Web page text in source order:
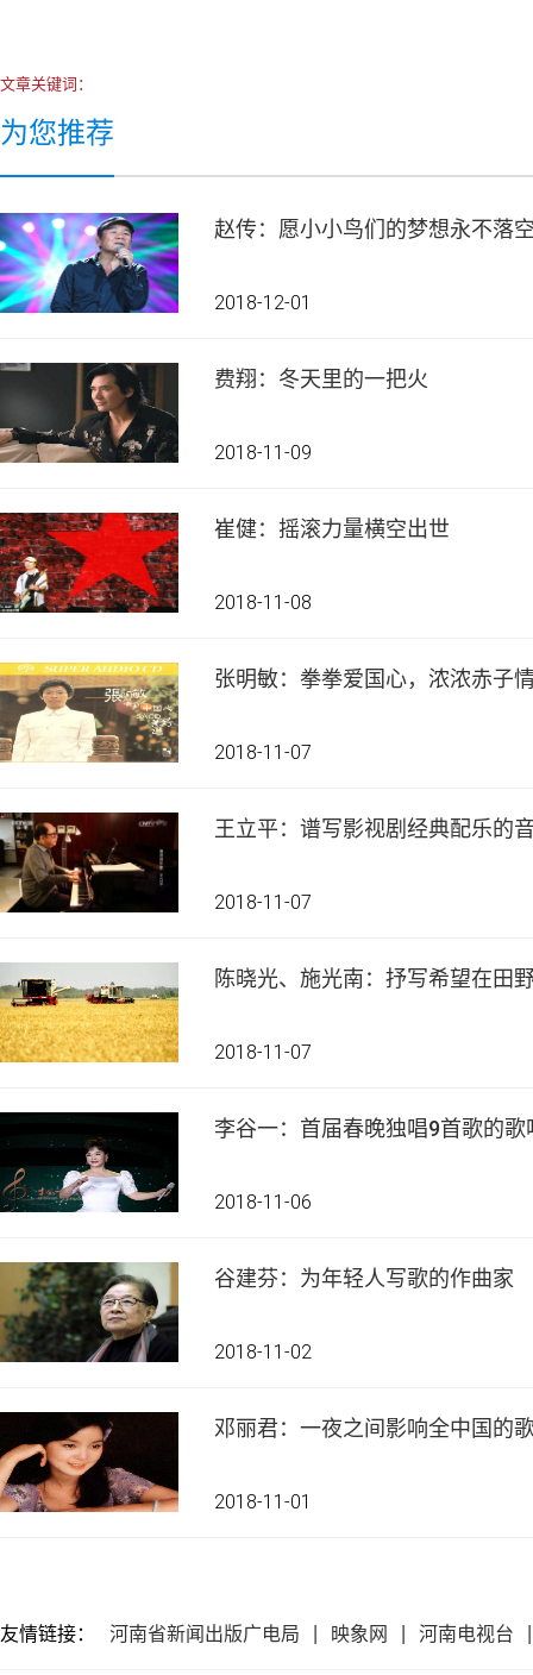
文章关键词：
为您推荐
赵传：愿小小鸟们的梦想永不落
2018-12-01
费翔：冬天里的一把火
2018-11-09
崔健：摇滚力量横空出世
2018-11-08
张明敏：拳拳爱国心，浓浓赤子
2018-11-07
王立平：谱写影视剧经典配乐的
2018-11-07
陈晓光、施光南：抒写希望在田
2018-11-07
李谷一：首届春晚独唱9首歌的歌
2018-11-06
谷建芬：为年轻人写歌的作曲家
2018-11-02
邓丽君：一夜之间影响全中国的
2018-11-01
友情链接： 河南省新闻出版广电局 映象网 河南电视台